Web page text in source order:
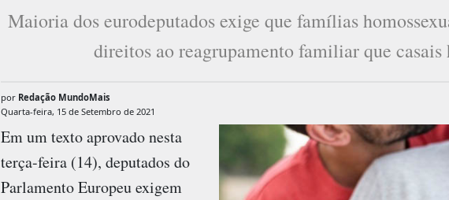
Maioria dos eurodeputados exige que famílias
direitos ao reagrupamento familiar que casais
por Redação MundoMais
Quarta-feira, 15 de Setembro de 2021
Em um texto aprovado nesta
terça-feira (14), deputados do
Parlamento Europeu exigem